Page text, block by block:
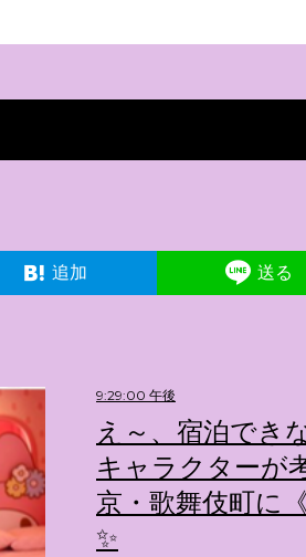
追加 送る
9:29:00 午後
え～、宿泊でき
キャラクターが
京・歌舞伎町に
✨️